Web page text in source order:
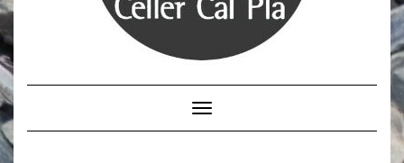
Cambiar modo de navegación